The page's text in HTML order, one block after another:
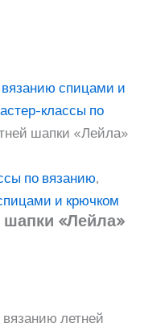
спицами и
классы по
шапки «Лейла»
по вязанию,
и крючком
«Лейла»
летней